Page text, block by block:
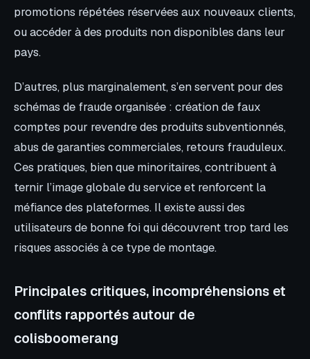
promotions répétées réservées aux nouveaux clients,
ou accéder à des produits non disponibles dans leur
pays.
D’autres, plus marginalement, s’en servent pour des
schémas de fraude organisée : création de faux
comptes pour revendre des produits subventionnés,
abus de garanties commerciales, retours frauduleux.
Ces pratiques, bien que minoritaires, contribuent à
ternir l’image globale du service et renforcent la
méfiance des plateformes. Il existe aussi des
utilisateurs de bonne foi qui découvrent trop tard les
risques associés à ce type de montage.
Principales critiques, incompréhensions et
conflits rapportés autour de
colisboomerang